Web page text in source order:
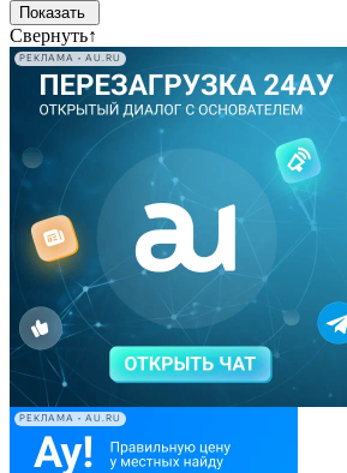
Свернуть↑
РЕКЛАМА • AU.RU
РЕКЛАМА • AU.RU